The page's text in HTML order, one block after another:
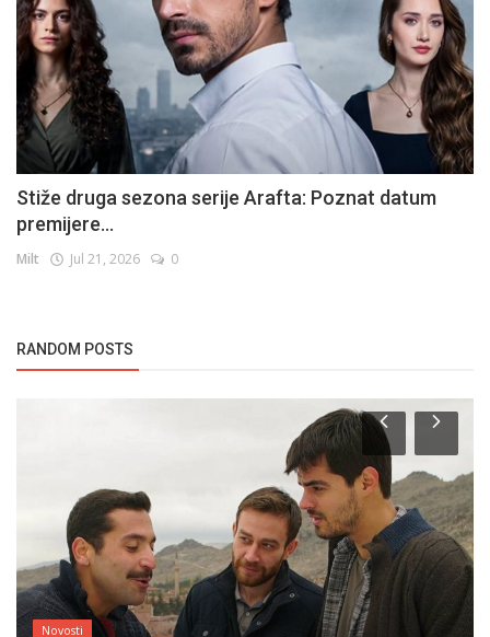
Stiže druga sezona serije Arafta: Poznat datum
premijere...
Milt Jul 21, 2026 0
RANDOM POSTS
Novosti